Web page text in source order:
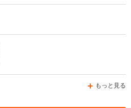
もっと見る